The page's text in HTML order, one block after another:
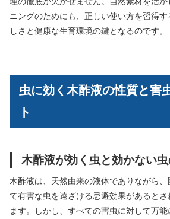
ニングのためにも、正しい使い方を習得
しさと健康な生育環境の鍵となるのです。
虫に効く木酢液の性質と害
ト
木酢液が効く虫と効かない
木酢液は、天然由来の液体でありながら
て有害な虫を遠ざける忌避効果があると
ます。しかし、すべての害虫に対して万